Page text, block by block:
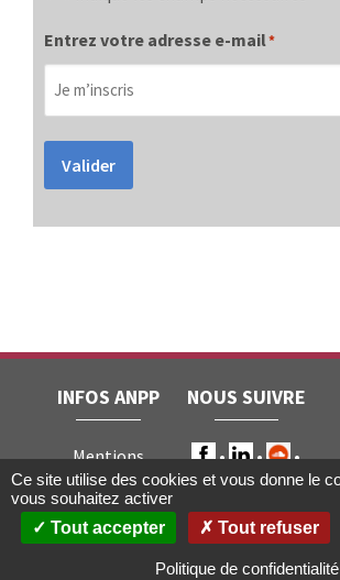
Entrez votre adresse e-mail*
Valider
INFOS ANPP
Mentions
légales RGPD
Contact
Gestion des
NOUS SUIVRE
Ce site utilise des cookies et vous donne le
vous souhaitez activer
Tout accepter
Tout refuser
Politique de confidentialité